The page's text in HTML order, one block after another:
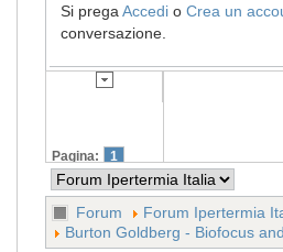
Si prega Accedi o Crea un
conversazione.
Pagina: 1
Forum Forum Ipertermia
Burton Goldberg - Biofocus